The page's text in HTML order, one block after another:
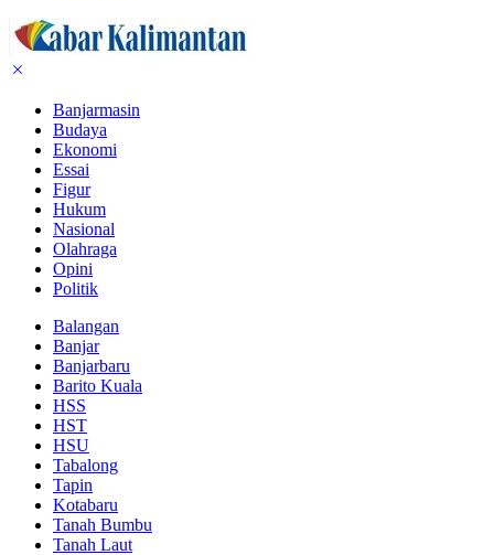
Banjarmasin
Budaya
Ekonomi
Essai
Figur
Hukum
Nasional
Olahraga
Opini
Politik
Balangan
Banjar
Banjarbaru
Barito Kuala
HSS
HST
HSU
Tabalong
Tapin
Kotabaru
Tanah Bumbu
Tanah Laut